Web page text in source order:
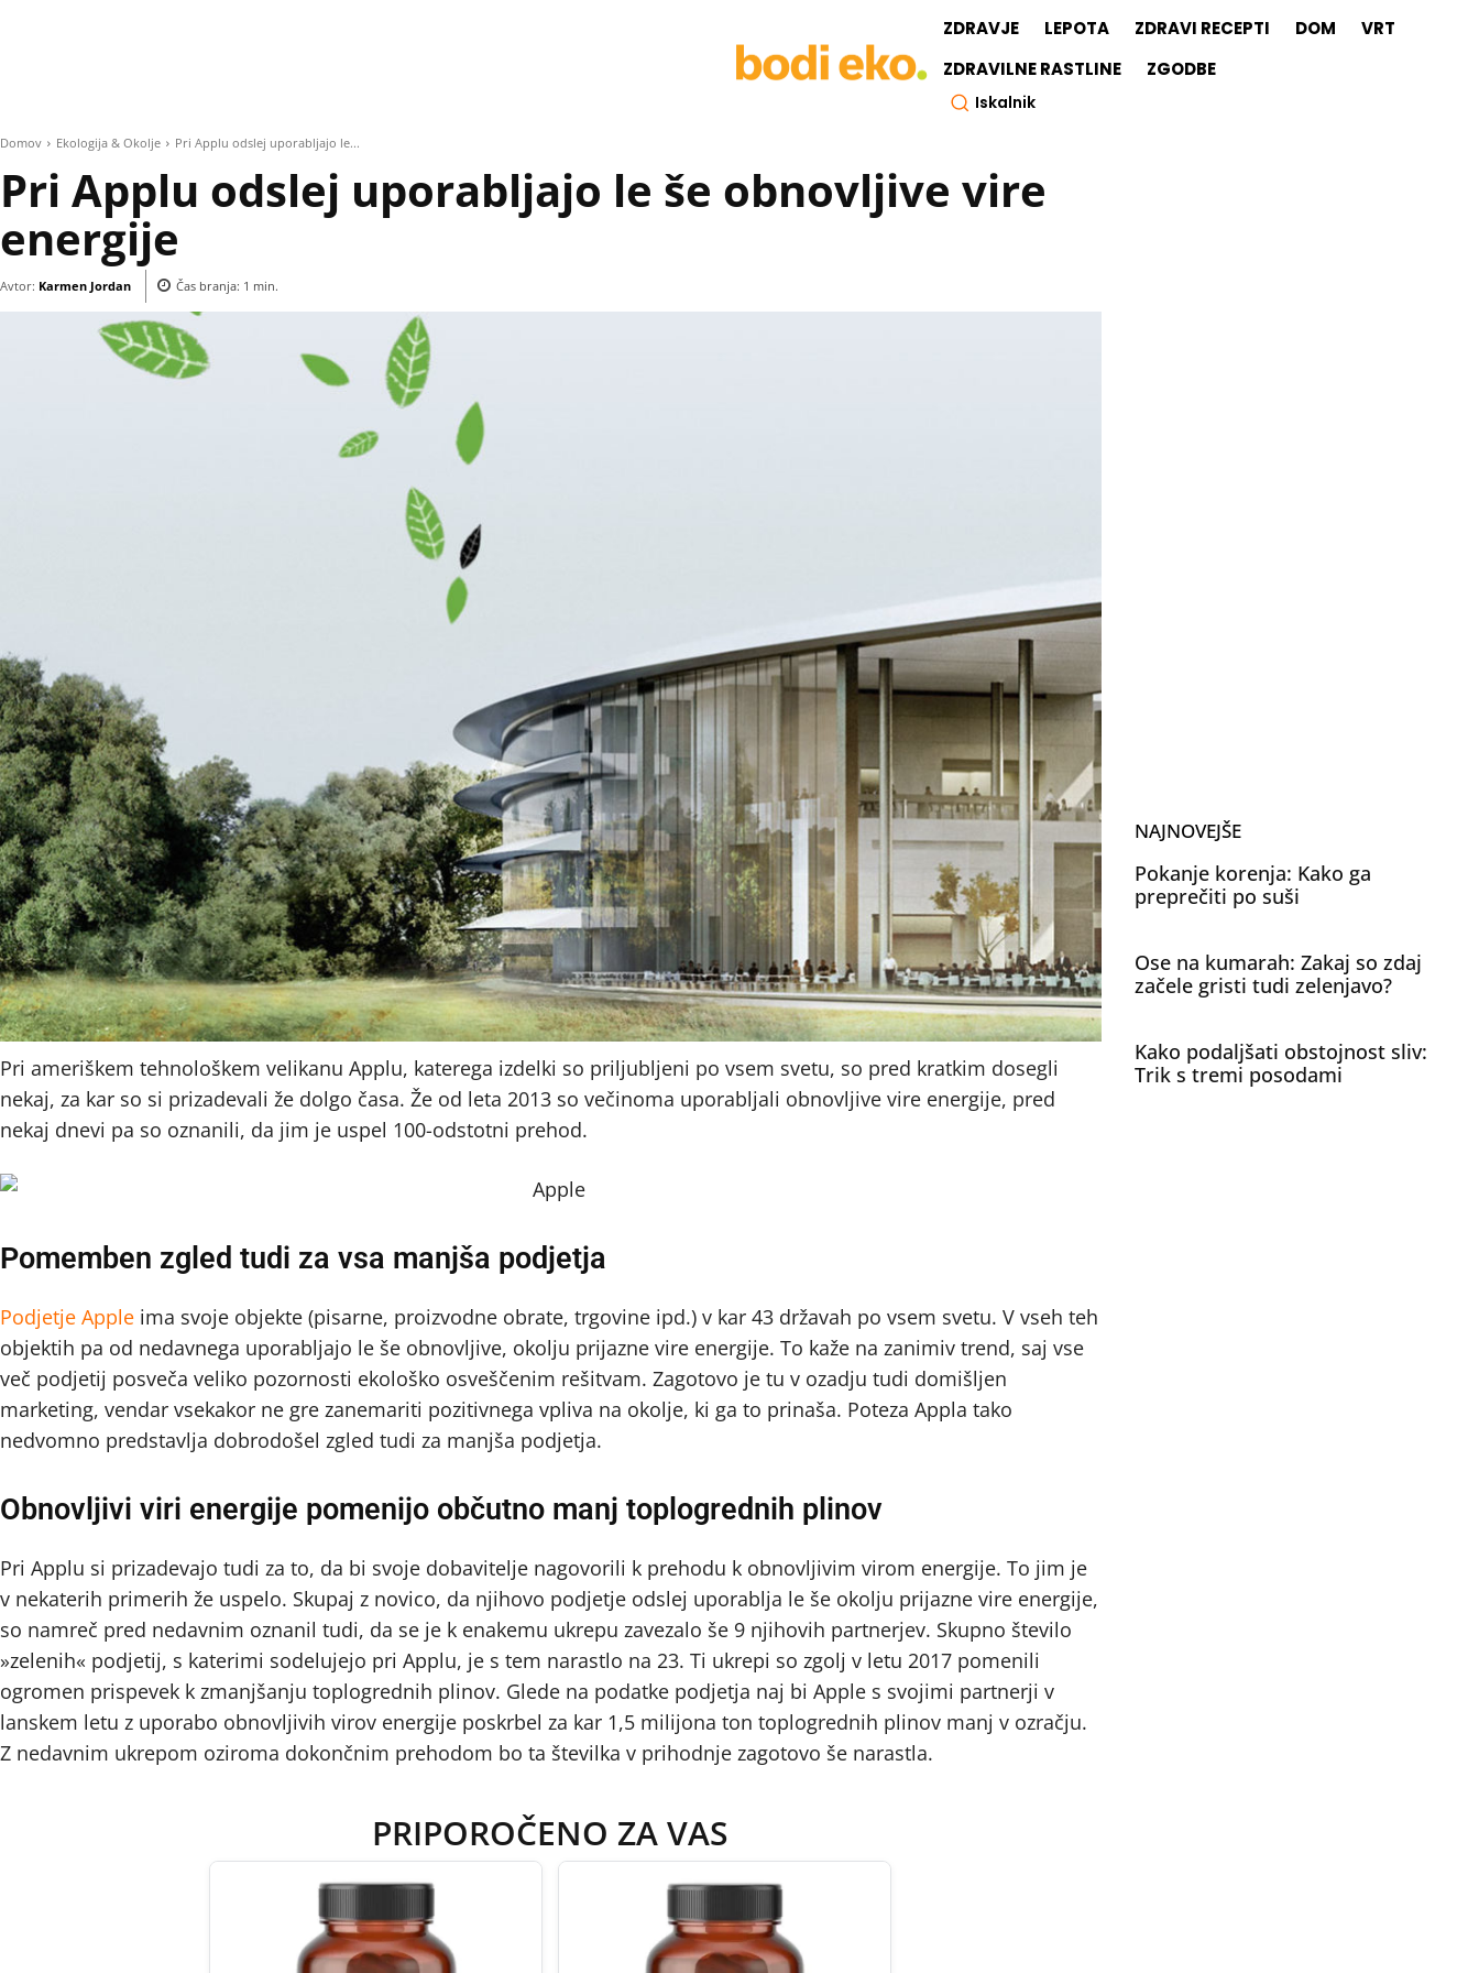
ZDRAVJE LEPOTA ZDRAVI RECEPTI DOM
VRT
ZDRAVILNE RASTLINE
ZGODBE
Iskalnik
Domov Ekologija & Okolje Pri Applu odslej uporabljajo le...
Pri Applu odslej uporabljajo le še obnovljive vire
energije
Avtor: Karmen Jordan Čas branja: 1 min.
Pri ameriškem tehnološkem velikanu Applu, katerega izdelki so priljubljeni po vsem svetu, so pred kratkim dosegli
nekaj, za kar so si prizadevali že dolgo časa. Že od leta 2013 so večinoma uporabljali obnovljive vire energije, pred
nekaj dnevi pa so oznanili, da jim je uspel 100-odstotni prehod.
Pomemben zgled tudi za vsa manjša podjetja
Podjetje Apple ima svoje objekte (pisarne, proizvodne obrate, trgovine ipd.) v kar 43 državah po vsem svetu. V vseh teh
objektih pa od nedavnega uporabljajo le še obnovljive, okolju prijazne vire energije. To kaže na zanimiv trend, saj vse
več podjetij posveča veliko pozornosti ekološko osveščenim rešitvam. Zagotovo je tu v ozadju tudi domišljen
marketing, vendar vsekakor ne gre zanemariti pozitivnega vpliva na okolje, ki ga to prinaša. Poteza Appla tako
nedvomno predstavlja dobrodošel zgled tudi za manjša podjetja.
Obnovljivi viri energije pomenijo občutno manj toplogrednih plinov
Pri Applu si prizadevajo tudi za to, da bi svoje dobavitelje nagovorili k prehodu k obnovljivim virom energije. To jim je
v nekaterih primerih že uspelo. Skupaj z novico, da njihovo podjetje odslej uporablja le še okolju prijazne vire energije,
so namreč pred nedavnim oznanil tudi, da se je k enakemu ukrepu zavezalo še 9 njihovih partnerjev. Skupno število
»zelenih« podjetij, s katerimi sodelujejo pri Applu, je s tem narastlo na 23. Ti ukrepi so zgolj v letu 2017 pomenili
ogromen prispevek k zmanjšanju toplogrednih plinov. Glede na podatke podjetja naj bi Apple s svojimi partnerji v
lanskem letu z uporabo obnovljivih virov energije poskrbel za kar 1,5 milijona ton toplogrednih plinov manj v ozračju.
Z nedavnim ukrepom oziroma dokončnim prehodom bo ta številka v prihodnje zagotovo še narastla.
PRIPOROČENO ZA VAS
NAJNOVEJŠE
Pokanje korenja: Kako ga
preprečiti po suši
Ose na kumarah: Zakaj so zdaj
začele gristi tudi zelenjavo?
Kako podaljšati obstojnost sliv:
Trik s tremi posodami